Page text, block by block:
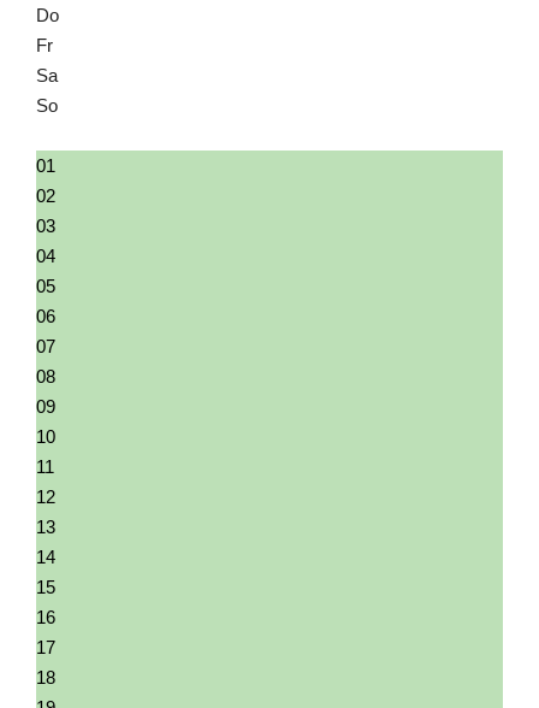
Do
Fr
Sa
So
01
02
03
04
05
06
07
08
09
10
11
12
13
14
15
16
17
18